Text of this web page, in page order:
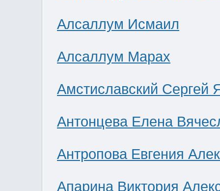
Алсаллум Исмаил
Алсаллум Марах
Амстиславский Сергей
Антонцева Елена
Антропова Евгения
Апарина Виктория